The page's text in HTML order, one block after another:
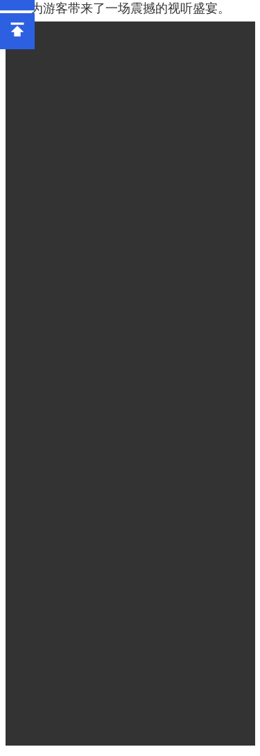
为游客带来了一场震撼的视听盛宴。